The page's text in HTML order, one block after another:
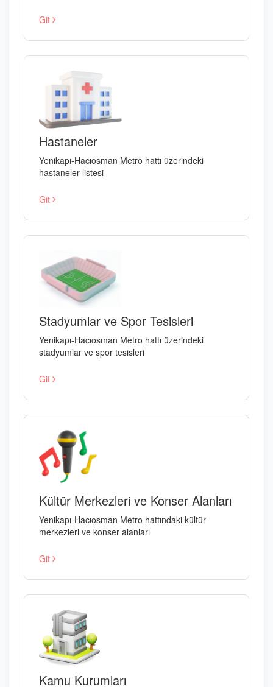
Git
Hastaneler
Yenikapı-Hacıosman Metro hattı üzerindeki
hastaneler listesi
Git
Stadyumlar ve Spor Tesisleri
Yenikapı-Hacıosman Metro hattı üzerindeki
stadyumlar ve spor tesisleri
Git
Kültür Merkezleri ve Konser Alanları
Yenikapı-Hacıosman Metro hattındaki kültür
merkezleri ve konser alanları
Git
Kamu Kurumları